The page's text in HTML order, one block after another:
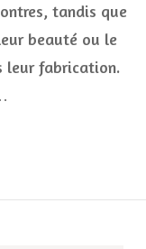
tandis que
beauté ou le
leur fabrication.